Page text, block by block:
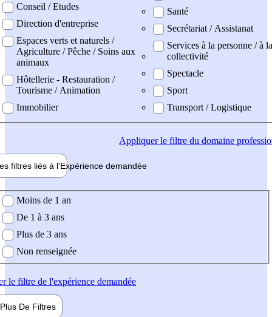
Conseil / Etudes
Direction d'entreprise
Espaces verts et naturels /
Agriculture / Pêche / Soins aux
animaux
Hôtellerie - Restauration /
Tourisme / Animation
Immobilier
Santé
Secrétariat / Assistanat
Services à la personne / à la
collectivité
Spectacle
Sport
Transport / Logistique
Appliquerle filtre du domaine
filtres liés à l'Expérience demandée
demandée
Moins de 1 an
De 1 à 3 ans
Plus de 3 ans
Non renseignée
le filtre de l'expérience demandée
Plus De Filtres